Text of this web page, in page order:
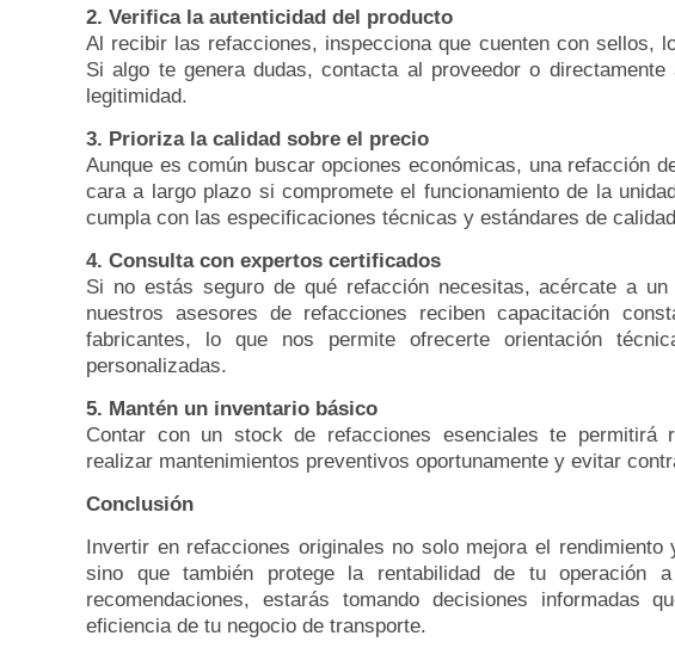
2. Verifica la autenticidad del producto
Al recibir las refacciones, inspecciona que cuenten con sellos,
Si algo te genera dudas, contacta al proveedor o
legitimidad.
3. Prioriza la calidad sobre el precio
Aunque es común buscar opciones económicas, una refacción
cara a largo plazo si compromete el funcionamiento de la
cumpla con las especificaciones técnicas y estándares de
4. Consulta con expertos certificados
Si no estás seguro de qué refacción necesitas, acércate a
nuestros asesores de refacciones reciben capacitación
fabricantes, lo que nos permite ofrecerte orientación
personalizadas.
5. Mantén un inventario básico
Contar con un stock de refacciones esenciales te permitirá
realizar mantenimientos preventivos oportunamente y evitar
Conclusión
Invertir en refacciones originales no solo mejora el
sino que también protege la rentabilidad de tu operación
recomendaciones, estarás tomando decisiones informadas
eficiencia de tu negocio de transporte.